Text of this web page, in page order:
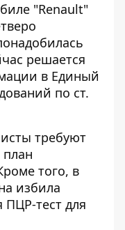
"Renault"
решается
в Единый
по ст.
требуют
того, в
избила
ПЦР-тест для